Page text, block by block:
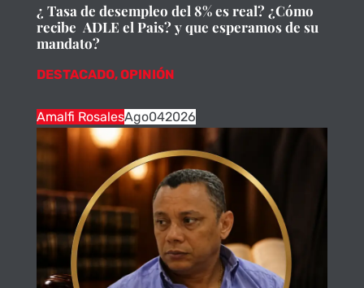
¿ Tasa de desempleo del 8% es real? ¿Cómo
recibe ADLE el Pais? y que esperamos de su
mandato?
DESTACADO,OPINIÓN
Amalfi RosalesAgo042026